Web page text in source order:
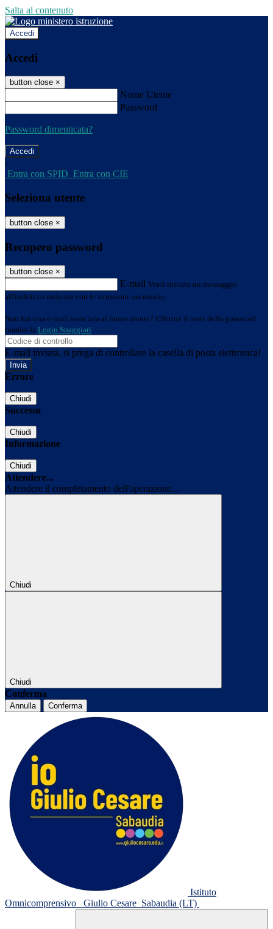
Salta al contenuto
Accedi
Accedi
button close ×
Nome Utente
Password
Password dimenticata?
-
Entra con SPID Entra con CIE
Seleziona utente
button close ×
Recupero password
button close ×
E-mail Verrà inviato un messaggio
all'indirizzo indicato con le istruzioni necessarie.
Non hai una e-mail associata al nome utente? Effettua il reset della password
tramite la Login Spaggiari
E-mail inviata, si prega di controllare la casella di posta elettronica!
Errore
Chiudi
Successo
Chiudi
Informazione
Chiudi
Attendere...
Attendere il completamento dell'operazione...
Chiudi
Chiudi
Conferma
Annulla Conferma
Istituto
Omnicomprensivo
Giulio Cesare Sabaudia (LT)